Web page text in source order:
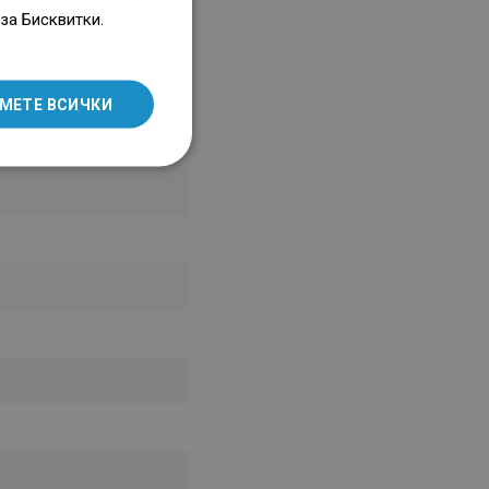
LITHUANIAN
ROMANIAN
Бисквитки.
ВСИЧКИ